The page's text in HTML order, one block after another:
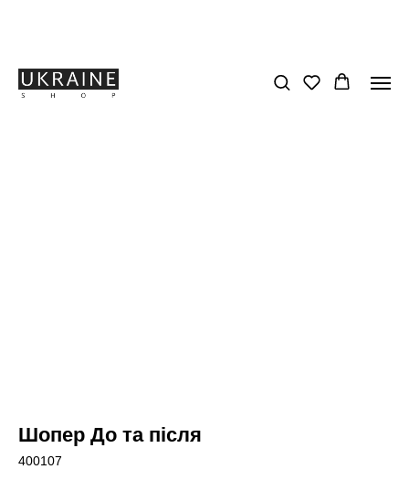
Шопер До та після
400107